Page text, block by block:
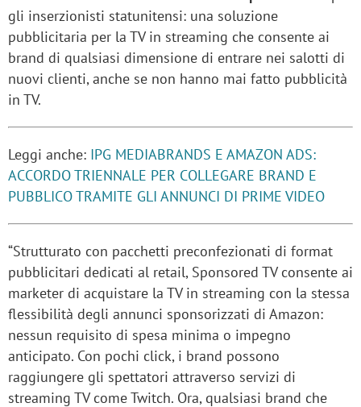
gli inserzionisti statunitensi: una soluzione
pubblicitaria per la TV in streaming che consente ai
brand di qualsiasi dimensione di entrare nei salotti di
nuovi clienti, anche se non hanno mai fatto pubblicità
in TV.
Leggi anche: IPG MEDIABRANDS E AMAZON ADS:
ACCORDO TRIENNALE PER COLLEGARE BRAND E
PUBBLICO TRAMITE GLI ANNUNCI DI PRIME VIDEO
“Strutturato con pacchetti preconfezionati di format
pubblicitari dedicati al retail, Sponsored TV consente ai
marketer di acquistare la TV in streaming con la stessa
flessibilità degli annunci sponsorizzati di Amazon:
nessun requisito di spesa minima o impegno
anticipato. Con pochi click, i brand possono
raggiungere gli spettatori attraverso servizi di
streaming TV come Twitch. Ora, qualsiasi brand che